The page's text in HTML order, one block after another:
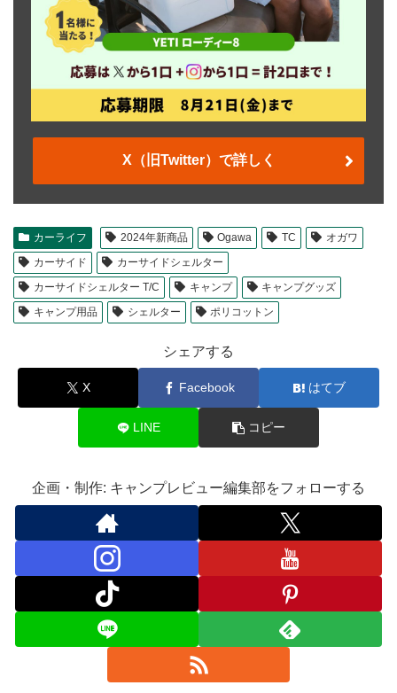
X（旧Twitter）で詳しく
カーライフ 2024年新商品 Ogawa TC
オガワ
カーサイド
カーサイドシェルター
カーサイドシェルター T/C
キャンプ
キャンプグッズ
キャンプ用品
シェルター ポリコットン
シェアする
X Facebook はてブ
LINE コピー
企画・制作: キャンプレビュー編集部をフォローする